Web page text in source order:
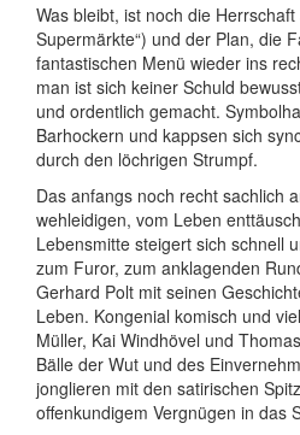
Was bleibt, ist noch die
Supermärkte“) und der Plan, die
fantastischen Menü wieder ins
man ist sich keiner Schuld
und ordentlich gemacht.
Barhockern und kappsen sich
durch den löchrigen Strumpf.
Das anfangs noch recht sachlich
wehleidigen, vom Leben
Lebensmitte steigert sich schnell
zum Furor, zum anklagenden
Gerhard Polt mit seinen
Leben. Kongenial komisch und
Müller, Kai Windhövel und
Bälle der Wut und des
jonglieren mit den satirischen
offenkundigem Vergnügen in das